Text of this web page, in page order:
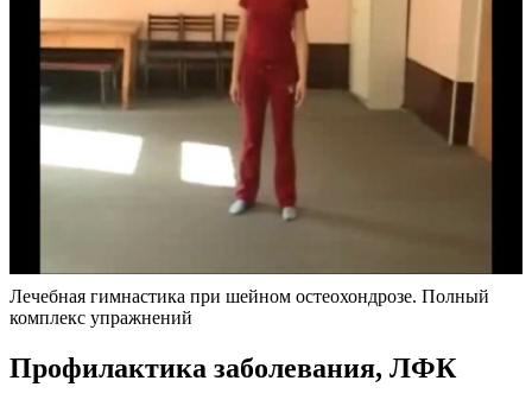
Лечебная гимнастика при шейном остеохондрозе. Полный
комплекс упражнений
Профилактика заболевания, ЛФК